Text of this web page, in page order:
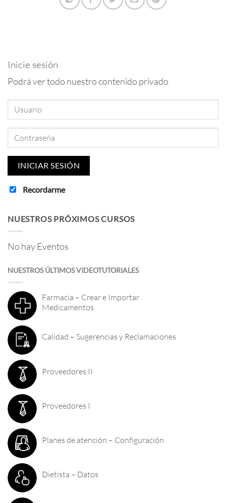
Inicie sesión
Podrá ver todo nuestro contenido privado
Recordarme
NUESTROS PRÓXIMOS CURSOS
No hay Eventos
NUESTROS ÚLTIMOS VIDEOTUTORIALES
Farmacia – Crear e Importar
Medicamentos
Calidad – Sugerencias y Reclamaciones
Proveedores II
Proveedores I
Planes de atención – Configuración
Dietista – Datos